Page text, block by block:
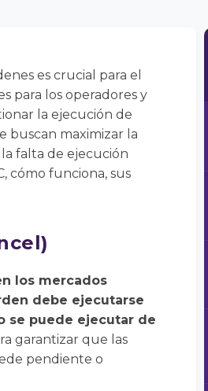
es crucial para el
para los operadores y
la ejecución de
buscan maximizar la
falta de ejecución
cómo funciona, sus
los mercados
debe ejecutarse
se puede ejecutar de
garantizar que las
pendiente o